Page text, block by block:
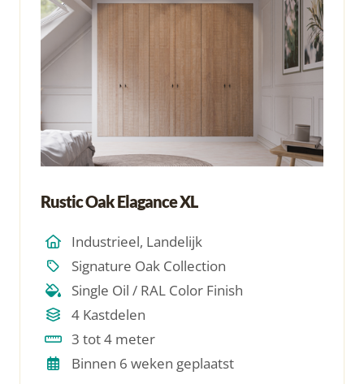
Rustic Oak Elagance XL
Industrieel, Landelijk
Signature Oak Collection
Single Oil / RAL Color Finish
4 Kastdelen
3 tot 4 meter
Binnen 6 weken geplaatst